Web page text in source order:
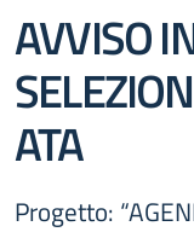
AVVISO
ATA
Progetto: